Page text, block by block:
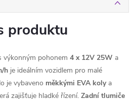
produktu
výkonným pohonem 4 x 12V 25W a
h je ideálním vozidlem pro malé
je vybaveno měkkými EVA kolya
zajišťuje hladké řízení. Zadní tlumiče